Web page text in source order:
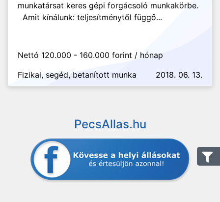
munkatársat keres gépi forgácsoló munkakörbe.
Amit kínálunk: teljesítménytől függő...
Nettó 120.000 - 160.000 forint / hónap
Fizikai, segéd, betanított munka
2018. 06. 13.
PecsAllas.hu